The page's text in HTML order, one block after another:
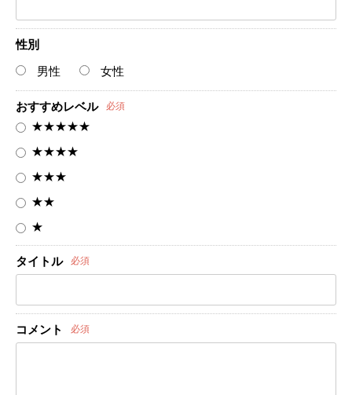
性別
男性
女性
おすすめレベル 必須
★★★★★
★★★★
★★★
★★
★
タイトル 必須
コメント 必須